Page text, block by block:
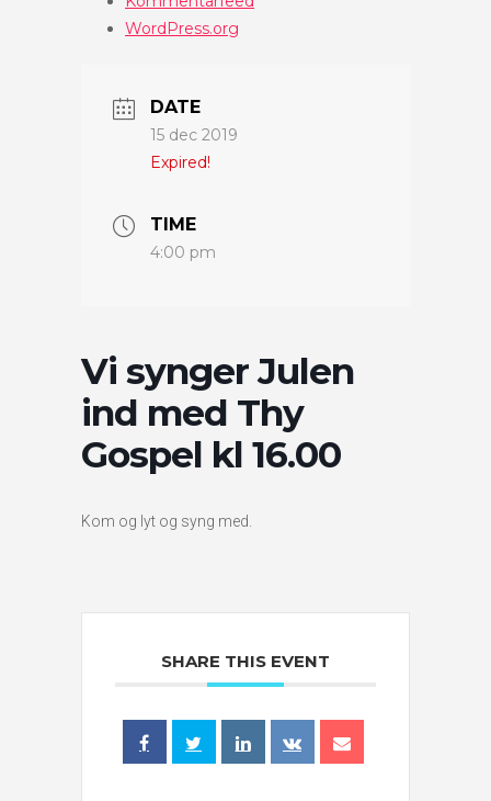
WordPress.org
DATE
15 dec 2019
Expired!
TIME
4:00 pm
Vi synger Julen
ind med Thy
Gospel kl 16.00
Kom og lyt og syng med.
SHARE THIS EVENT